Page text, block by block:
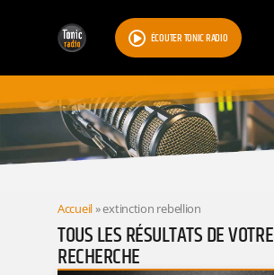
ÉCOUTER TONIC RADIO
RESULTATS
Accueil»extinction rebellion
TOUS LES RÉSULTATS DE VOTRE
RECHERCHE